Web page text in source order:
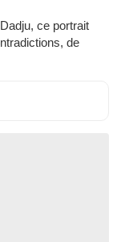
ce portrait
de